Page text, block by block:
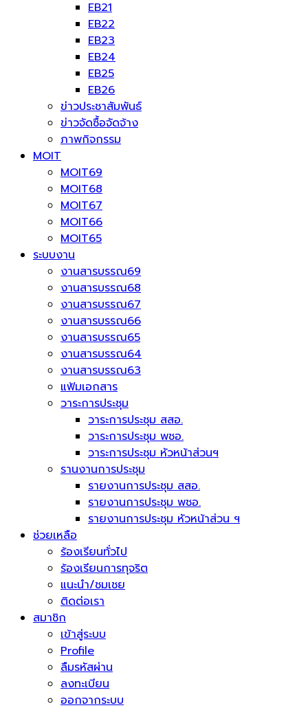
EB21
EB22
EB23
EB24
EB25
EB26
ข่าวประชาสัมพันธ์
ข่าวจัดซื้อจัดจ้าง
ภาพกิจกรรม
MOIT
MOIT69
MOIT68
MOIT67
MOIT66
MOIT65
ระบบงาน
งานสารบรรณ69
งานสารบรรณ68
งานสารบรรณ67
งานสารบรรณ66
งานสารบรรณ65
งานสารบรรณ64
งานสารบรรณ63
แฟ้มเอกสาร
วาระการประชุม
วาระการประชุม สสอ.
วาระการประชุม พชอ.
วาระการประชุม หัวหน้าส่วนฯ
รานงานการประชุม
รายงานการประชุม สสอ.
รายงานการประชุม พชอ.
รายงานการประชุม หัวหน้าส่วน ฯ
ช่วยเหลือ
ร้องเรียนทั่วไป
ร้องเรียนการทุจริต
แนะนำ/ชมเชย
ติดต่อเรา
สมาชิก
เข้าสู่ระบบ
Profile
ลืมรหัสผ่าน
ลงทะเบียน
ออกจากระบบ